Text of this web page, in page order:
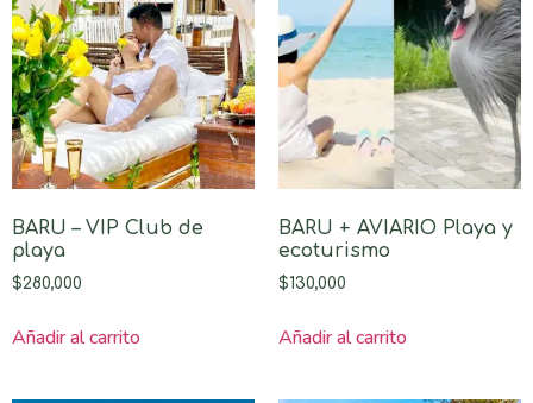
BARU – VIP Club de
playa
$280,000
Añadir al carrito
BARU + AVIARIO Playa y
ecoturismo
$130,000
Añadir al carrito